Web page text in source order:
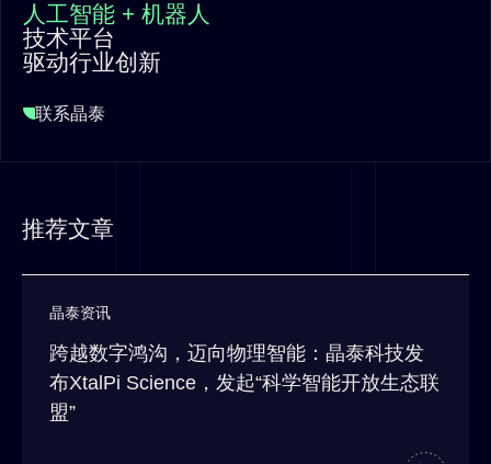
人工智能 + 机器人
技术平台
驱动行业创新
联系晶泰
推荐文章
晶泰资讯
跨越数字鸿沟，迈向物理智能：晶泰科技发
布XtalPi Science，发起“科学智能开放生态联
盟”